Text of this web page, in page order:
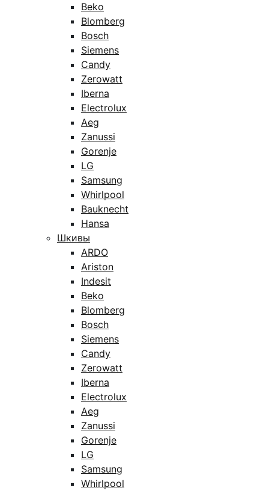
Beko
Blomberg
Bosch
Siemens
Candy
Zerowatt
Iberna
Electrolux
Aeg
Zanussi
Gorenje
LG
Samsung
Whirlpool
Bauknecht
Hansa
Шкивы
ARDO
Ariston
Indesit
Beko
Blomberg
Bosch
Siemens
Candy
Zerowatt
Iberna
Electrolux
Aeg
Zanussi
Gorenje
LG
Samsung
Whirlpool